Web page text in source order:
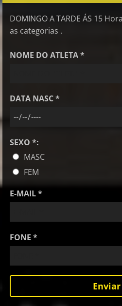
DOMINGO A TARDE ÁS 15
as categorias .
NOME DO ATLETA *
DATA NASC *
SEXO *:
MASC
FEM
E-MAIL *
FONE *